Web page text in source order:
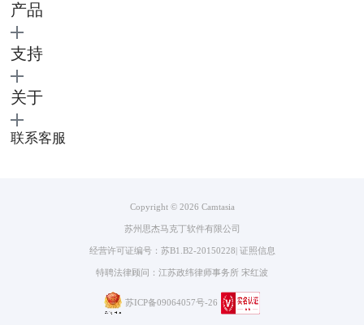
随后在生成向导中，选择生成的视频格式为“GIF-动画文件”，如图4。值
得一提的是，如果我们在原本的视频文件中，添加了“测验”答题功能，那
么此视频则无法被成功导出为GIF格式。
产品
支持
关于
联系客服
Copyright © 2026 Camtasia
苏州思杰马克丁软件有限公司
经营许可证编号：苏B1.B2-20150228 证照信息
特聘法律顾问：江苏政纬律师事务所 宋红波
苏ICP备09064057号-26